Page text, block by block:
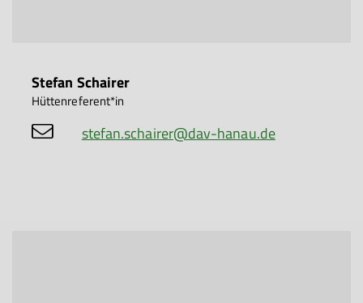
Stefan Schairer
Hüttenreferent*in
stefan.schairer@dav-hanau.de